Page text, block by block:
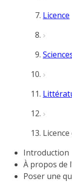
Licence
Introduction
À propos de
Poser une